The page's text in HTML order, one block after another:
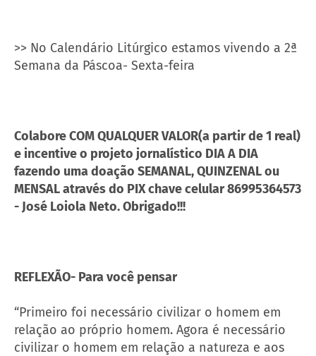
>> No Calendário Litúrgico estamos vivendo a 2ª
Semana da Páscoa- Sexta-feira
Colabore COM QUALQUER VALOR(a partir de 1 real)
e incentive o projeto jornalístico DIA A DIA
fazendo uma doação SEMANAL, QUINZENAL ou
MENSAL através do PIX chave celular 86995364573
- José Loiola Neto. Obrigado!!!
REFLEXÃO- Para você pensar
“Primeiro foi necessário civilizar o homem em
relação ao próprio homem. Agora é necessário
civilizar o homem em relação a natureza e aos